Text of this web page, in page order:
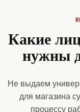
Какие
нужны
Не выдаем
для магазина
процессу